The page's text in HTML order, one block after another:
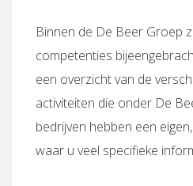
Binnen de De Beer Groep
competenties
een overzicht van de
activiteiten die onder De
bedrijven hebben een
waar u veel specifieke